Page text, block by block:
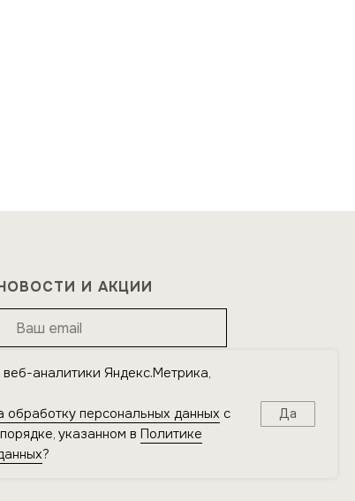
Подписаться
подтверждаю ознакомление сПолитикой
обработки персональных данных и даю согласие на
персональных данных
указанных в Политике
И АКЦИИ
аналитики Яндекс.Метрика,
обработку персональных данных с
указанном в Политике
?
Да